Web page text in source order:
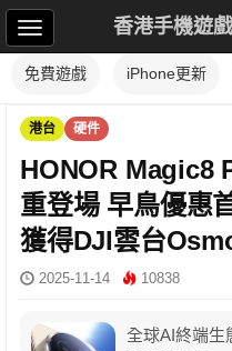
香港手機遊
免費遊戲 iPhone更新
港台 硬件
HONOR Magic8
重登場 早鳥優惠
獲得DJI雲台
2025-11-14 10838
全球AI終端生